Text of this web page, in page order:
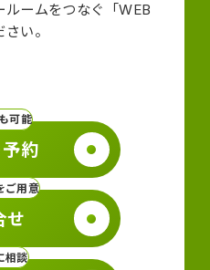
ルームをつなぐ
「WEB
い。
可能
約
ご用意
せ
相談